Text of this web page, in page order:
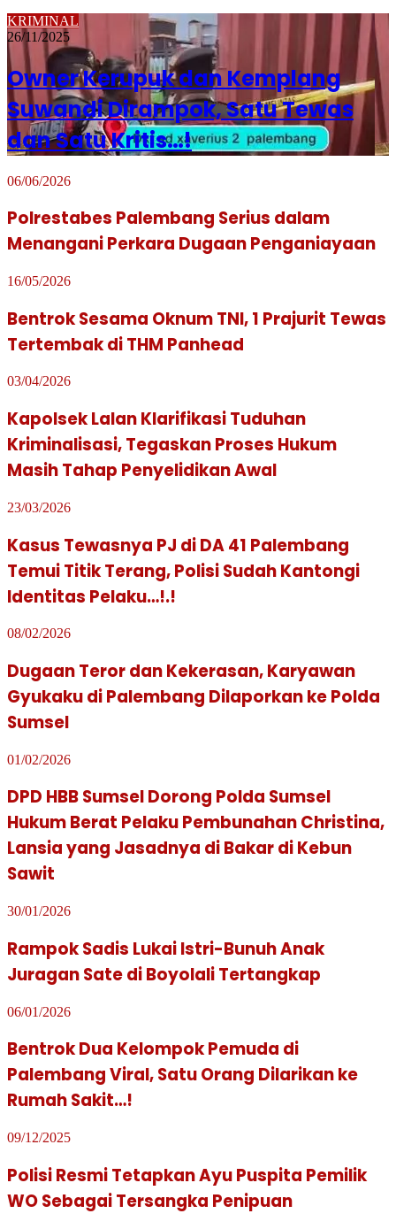
KRIMINAL
26/11/2025
Owner Kerupuk dan Kemplang
Suwandi Dirampok, Satu Tewas
dan Satu Kritis…!
06/06/2026
Polrestabes Palembang Serius dalam
Menangani Perkara Dugaan Penganiayaan
16/05/2026
Bentrok Sesama Oknum TNI, 1 Prajurit Tewas
Tertembak di THM Panhead
03/04/2026
Kapolsek Lalan Klarifikasi Tuduhan
Kriminalisasi, Tegaskan Proses Hukum
Masih Tahap Penyelidikan Awal
23/03/2026
Kasus Tewasnya PJ di DA 41 Palembang
Temui Titik Terang, Polisi Sudah Kantongi
Identitas Pelaku…!.!
08/02/2026
Dugaan Teror dan Kekerasan, Karyawan
Gyukaku di Palembang Dilaporkan ke Polda
Sumsel
01/02/2026
DPD HBB Sumsel Dorong Polda Sumsel
Hukum Berat Pelaku Pembunahan Christina,
Lansia yang Jasadnya di Bakar di Kebun
Sawit
30/01/2026
Rampok Sadis Lukai Istri-Bunuh Anak
Juragan Sate di Boyolali Tertangkap
06/01/2026
Bentrok Dua Kelompok Pemuda di
Palembang Viral, Satu Orang Dilarikan ke
Rumah Sakit…!
09/12/2025
Polisi Resmi Tetapkan Ayu Puspita Pemilik
WO Sebagai Tersangka Penipuan